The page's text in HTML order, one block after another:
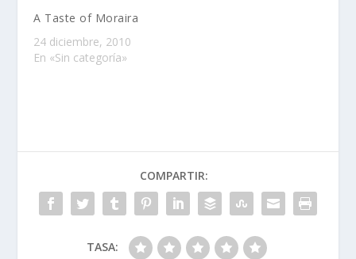
A Taste of Moraira
24 diciembre, 2010
En «Sin categoría»
COMPARTIR:
TASA: